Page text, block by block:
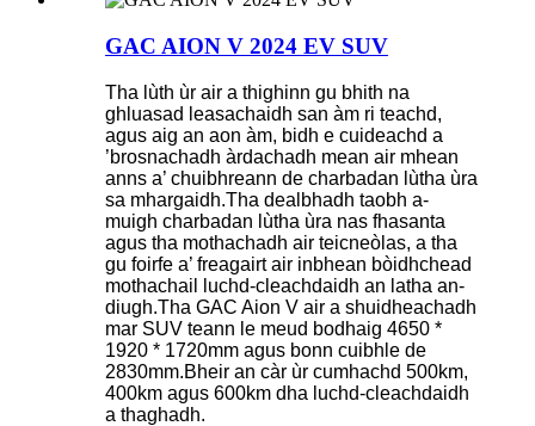
GAC AION V 2024 EV SUV
Tha lùth ùr air a thighinn gu bhith na
ghluasad leasachaidh san àm ri teachd,
agus aig an aon àm, bidh e cuideachd a
’brosnachadh àrdachadh mean air mhean
anns a’ chuibhreann de charbadan lùtha ùra
sa mhargaidh.Tha dealbhadh taobh a-
muigh charbadan lùtha ùra nas fhasanta
agus tha mothachadh air teicneòlas, a tha
gu foirfe a’ freagairt air inbhean bòidhchead
mothachail luchd-cleachdaidh an latha an-
diugh.Tha GAC ​​Aion V air a shuidheachadh
mar SUV teann le meud bodhaig 4650 *
1920 * 1720mm agus bonn cuibhle de
2830mm.Bheir an càr ùr cumhachd 500km,
400km agus 600km dha luchd-cleachdaidh
a thaghadh.